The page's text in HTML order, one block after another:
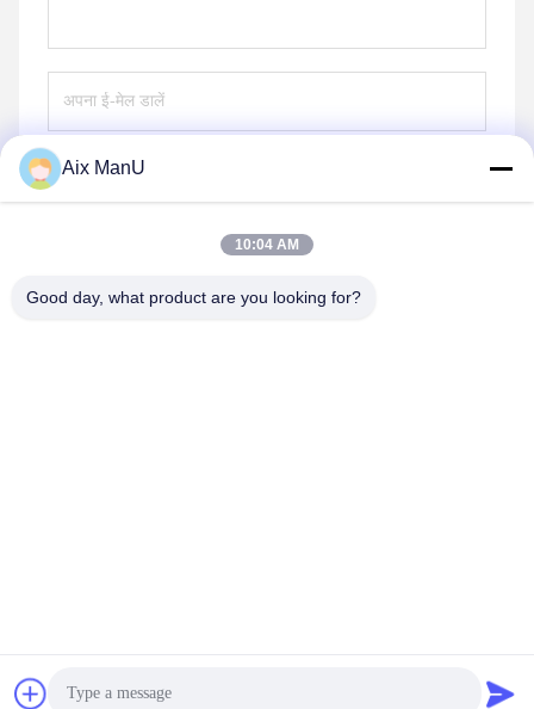
भेजना
Aix ManU
10:04 AM
Good day, what product are you looking for?